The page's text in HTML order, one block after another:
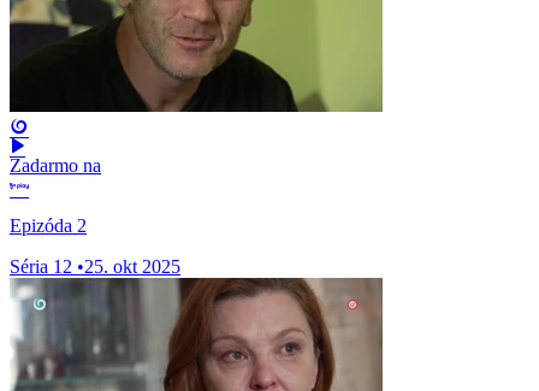
Zadarmo na
Epizóda 2
Séria 12 •25. okt 2025